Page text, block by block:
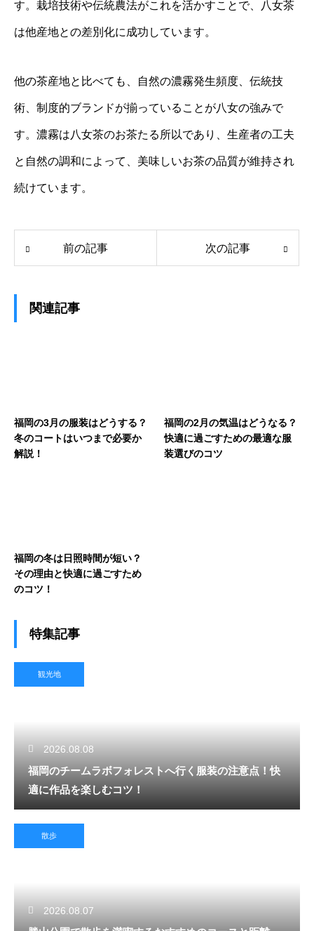
す。栽培技術や伝統農法がこれを活かすことで、八女茶
は他産地との差別化に成功しています。
他の茶産地と比べても、自然の濃霧発生頻度、伝統技
術、制度的ブランドが揃っていることが八女の強みで
す。濃霧は八女茶のお茶たる所以であり、生産者の工夫
と自然の調和によって、美味しいお茶の品質が維持され
続けています。
前の記事 次の記事
関連記事
福岡の3月の服装はどうする？
冬のコートはいつまで必要か
解説！
福岡の2月の気温はどうなる？
快適に過ごすための最適な服
装選びのコツ
福岡の冬は日照時間が短い？
その理由と快適に過ごすため
のコツ！
特集記事
観光地
2026.08.08
福岡のチームラボフォレストへ行く服装の注意点！快
適に作品を楽しむコツ！
散歩
2026.08.07